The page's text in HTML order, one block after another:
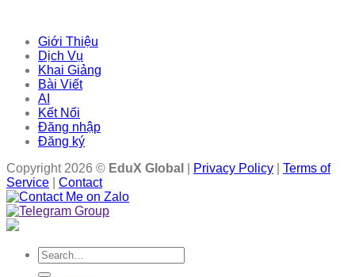
Giới Thiệu
Dịch Vụ
Khai Giảng
Bài Viết
AI
Kết Nối
Đăng nhập
Đăng ký
Copyright 2026 © EduX Global Privacy Policy
Terms of
Service
Contact
Search
for: